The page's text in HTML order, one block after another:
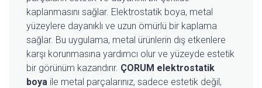
kaplanmasını sağlar. Elektrostatik boya, metal
yüzeylere dayanıklı ve uzun ömürlü bir kaplama
sağlar. Bu uygulama, metal ürünlerin dış etkenlere
karşı korunmasına yardımcı olur ve yüzeyde estetik
bir görünüm kazandırır. ÇORUM elektrostatik
boya ile metal parçalarınız, sadece estetik değil,